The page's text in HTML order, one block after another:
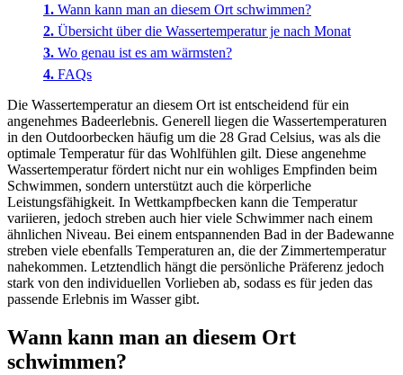
Wann kann man an diesem Ort schwimmen?
Übersicht über die Wassertemperatur je nach Monat
Wo genau ist es am wärmsten?
FAQs
Die Wassertemperatur an diesem Ort ist entscheidend für ein
angenehmes Badeerlebnis. Generell liegen die Wassertemperaturen
in den Outdoorbecken häufig um die 28 Grad Celsius, was als die
optimale Temperatur für das Wohlfühlen gilt. Diese angenehme
Wassertemperatur fördert nicht nur ein wohliges Empfinden beim
Schwimmen, sondern unterstützt auch die körperliche
Leistungsfähigkeit. In Wettkampfbecken kann die Temperatur
variieren, jedoch streben auch hier viele Schwimmer nach einem
ähnlichen Niveau. Bei einem entspannenden Bad in der Badewanne
streben viele ebenfalls Temperaturen an, die der Zimmertemperatur
nahekommen. Letztendlich hängt die persönliche Präferenz jedoch
stark von den individuellen Vorlieben ab, sodass es für jeden das
passende Erlebnis im Wasser gibt.
Wann kann man an diesem Ort
schwimmen?